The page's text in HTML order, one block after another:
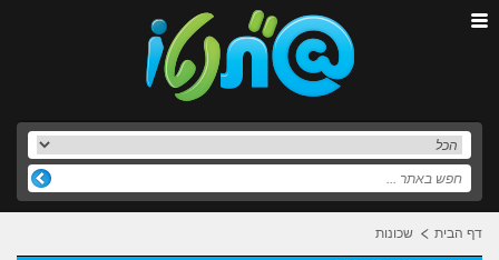
דף הבית שכונות